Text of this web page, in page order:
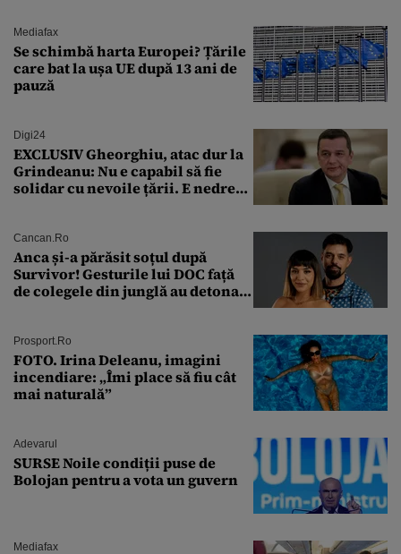
Mediafax
Se schimbă harta Europei? Țările
care bat la ușa UE după 13 ani de
pauză
Digi24
EXCLUSIV Gheorghiu, atac dur la
Grindeanu: Nu e capabil să fie
solidar cu nevoile țării. E nedrept
Cancan.ro
Anca și-a părăsit soțul după
Survivor! Gesturile lui DOC față
de colegele din junglă au detonat
Prosport.ro
FOTO. Irina Deleanu, imagini
incendiare: „Îmi place să fiu cât
mai naturală”
Adevarul
SURSE Noile condiții puse de
Bolojan pentru a vota un guvern
Mediafax